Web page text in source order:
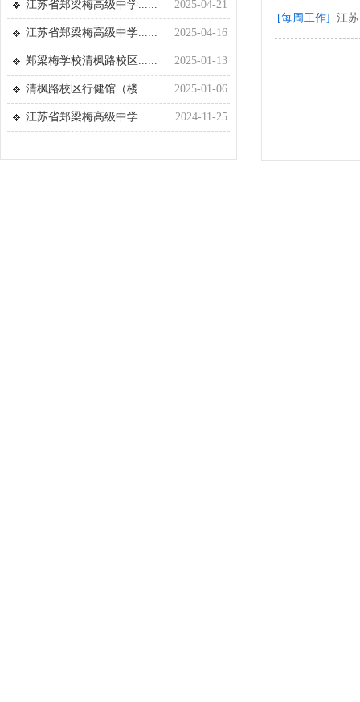
[每周工作] 江
江苏省郑梁梅高级中学...... 2025-04-21
江苏省郑梁梅高级中学...... 2025-04-16
郑梁梅学校清枫路校区...... 2025-01-13
清枫路校区行健馆（楼...... 2025-01-06
江苏省郑梁梅高级中学...... 2024-11-25